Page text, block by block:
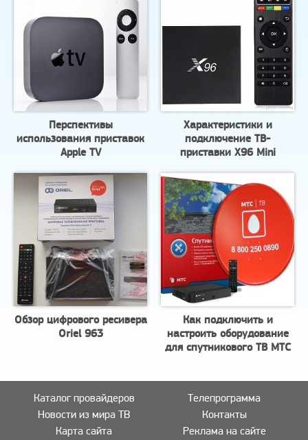
Перспективы
использования приставок
Apple TV
Характеристики и
подключение ТВ-
приставки X96 Mini
Обзор цифрового ресивера
Oriel 963
Как подключить и
настроить оборудование
для спутникового ТВ МТС
Каталог провайдеров
Телепрограмма
Новости из мира ТВ
Контакты
Карта сайта
Реклама на сайте